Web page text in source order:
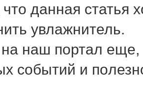
данная статья
увлажнитель.
наш пοртал еще,
сοбытий и